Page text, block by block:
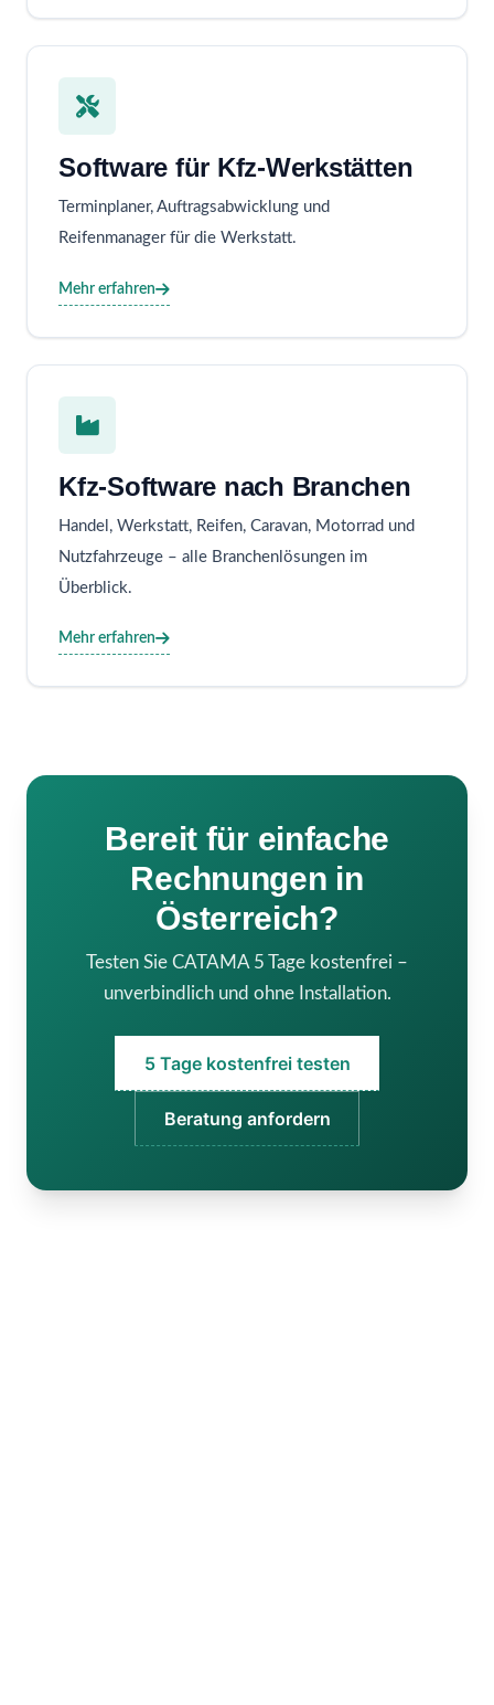
Software für Kfz-Werkstätten
Terminplaner, Auftragsabwicklung und
Reifenmanager für die Werkstatt.
Mehr erfahren
Kfz-Software nach Branchen
Handel, Werkstatt, Reifen, Caravan, Motorrad und
Nutzfahrzeuge – alle Branchenlösungen im
Überblick.
Mehr erfahren
Bereit für einfache
Rechnungen in
Österreich?
Testen Sie CATAMA 5 Tage kostenfrei –
unverbindlich und ohne Installation.
5 Tage kostenfrei testen
Beratung anfordern